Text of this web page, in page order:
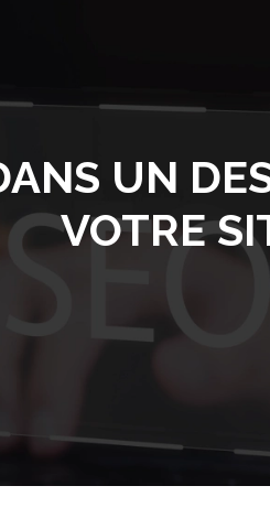
UN
VOTRE